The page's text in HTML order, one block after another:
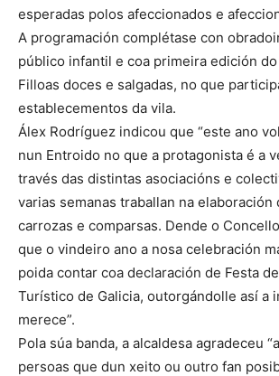
esperadas polos afeccionados e
A programación complétase con
público infantil e coa primeira edición
Filloas doces e salgadas, no que
establecementos da vila.
Álex Rodríguez indicou que “este ano
nun Entroido no que a protagonista é a
través das distintas asociacións e
varias semanas traballan na elaboración
carrozas e comparsas. Dende o
que o vindeiro ano a nosa celebración
poida contar coa declaración de Festa
Turístico de Galicia, outorgándolle así a
merece”.
Pola súa banda, a alcaldesa agradeceu
persoas que dun xeito ou outro fan